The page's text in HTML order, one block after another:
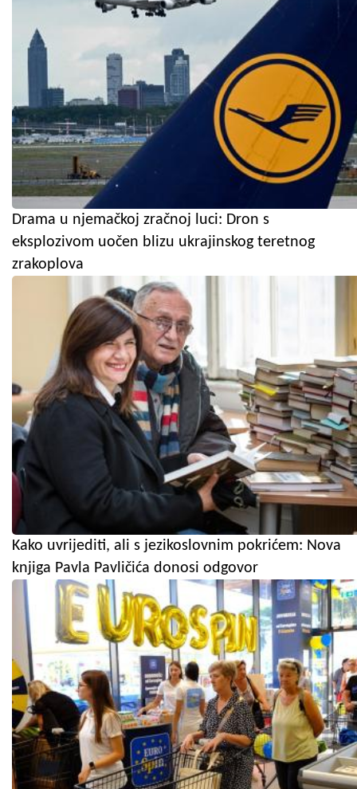
Drama u njemačkoj zračnoj luci: Dron s
eksplozivom uočen blizu ukrajinskog teretnog
zrakoplova
Kako uvrijediti, ali s jezikoslovnim pokrićem: Nova
knjiga Pavla Pavličića donosi odgovor